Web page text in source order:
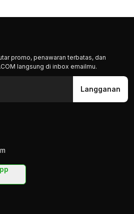
promo, penawaran terbatas, dan
langsung di inbox emailmu.
Langganan